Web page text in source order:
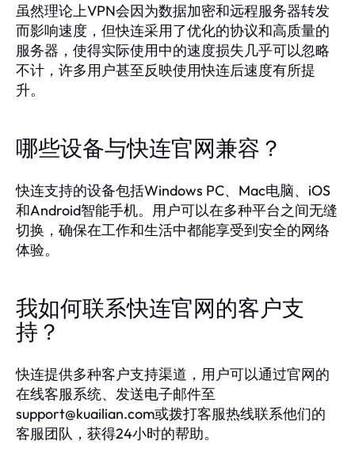
虽然理论上VPN会因为数据加密和远程服务器转发
而影响速度，但快连采用了优化的协议和高质量的
服务器，使得实际使用中的速度损失几乎可以忽略
不计，许多用户甚至反映使用快连后速度有所提
升。
哪些设备与快连官网兼容？
快连支持的设备包括Windows PC、Mac电脑、iOS
和Android智能手机。用户可以在多种平台之间无缝
切换，确保在工作和生活中都能享受到安全的网络
体验。
我如何联系快连官网的客户支
持？
快连提供多种客户支持渠道，用户可以通过官网的
在线客服系统、发送电子邮件至
support@kuailian.com或拨打客服热线联系他们的
客服团队，获得24小时的帮助。